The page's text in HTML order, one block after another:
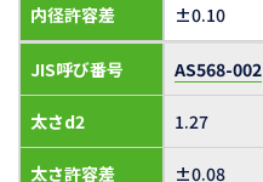
内径許容差 ±0.10
JIS呼び番号
太さd2
太さ許容差
AS568-002
1.27
±0.08